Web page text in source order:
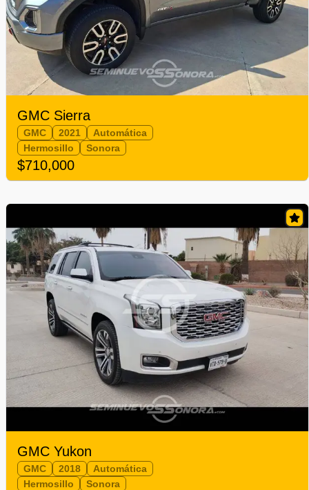
GMC Sierra
GMC 2021
Automática
Hermosillo
Sonora
$710,000
GMC Yukon
GMC 2018
Automática
Hermosillo
Sonora